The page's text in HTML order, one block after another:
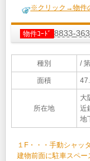
※クリック→物件
物件ｺｰﾄﾞ 8833-
種別 /
面積
所在地
大
近
地
１F・・・手動シャッ
建物前面に駐車スペ